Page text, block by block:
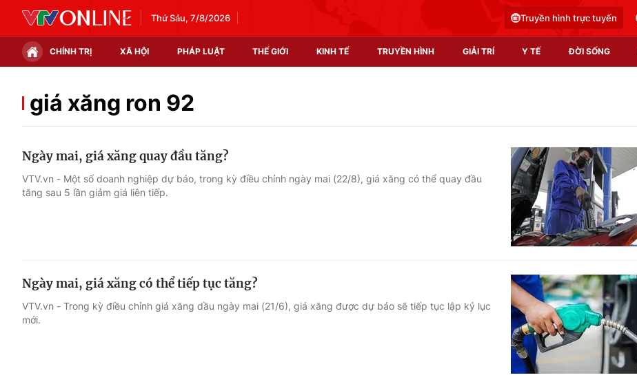
Thứ Sáu, 7/8/2026 Truyền hình trực tuyến
CHÍNH TRỊ XÃ HỘI PHÁP LUẬT THẾ GIỚI KINH TẾ TRUYỀN HÌNH GIẢI TRÍ Y TẾ ĐỜI SỐNG
Chính trị
Thế giới đó đây
Video
Shorts video
Podcast
EMagazine
Photo
Infographic
Góc ảnh
Công nghệ
giá xăng ron 92
Ngày mai, giá xăng quay đầu tăng?
VTV.vn - Một số doanh nghiệp dự báo, trong kỳ điều chỉnh ngày mai (22/8), giá xăng có thể quay đầu
tăng sau 5 lần giảm giá liên tiếp.
Ngày mai, giá xăng có thể tiếp tục tăng?
VTV.vn - Trong kỳ điều chỉnh giá xăng dầu ngày mai (21/6), giá xăng được dự báo sẽ tiếp tục lập kỷ lục
mới.